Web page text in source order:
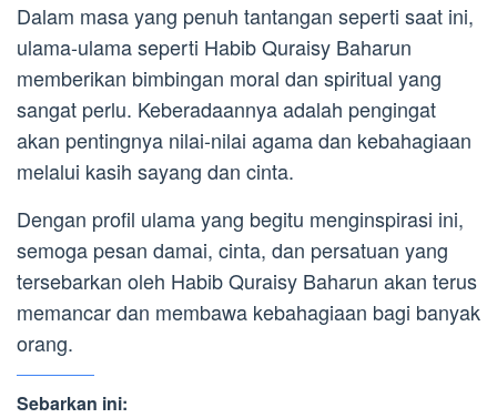
Dalam masa yang penuh tantangan seperti saat ini,
ulama-ulama seperti Habib Quraisy Baharun
memberikan bimbingan moral dan spiritual yang
sangat perlu. Keberadaannya adalah pengingat
akan pentingnya nilai-nilai agama dan kebahagiaan
melalui kasih sayang dan cinta.
Dengan profil ulama yang begitu menginspirasi ini,
semoga pesan damai, cinta, dan persatuan yang
tersebarkan oleh Habib Quraisy Baharun akan terus
memancar dan membawa kebahagiaan bagi banyak
orang.
Sebarkan ini: